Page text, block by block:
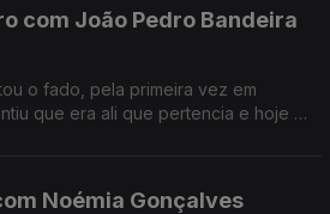
com João Pedro Bandeira
o fado, pela primeira vez em
que era ali que pertencia e hoje é
Noémia Gonçalves